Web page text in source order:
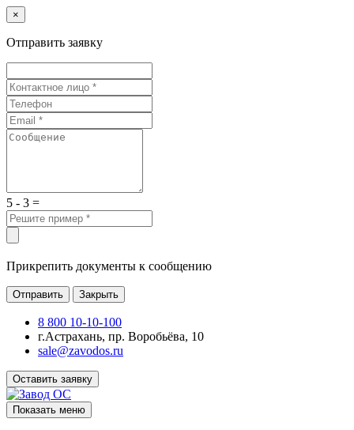
×
Отправить заявку
5 - 3 =
Прикрепить документы к сообщению
Отправить Закрыть
8 800 10-10-100
г.Астрахань, пр. Воробьёва, 10
sale@zavodos.ru
Оставить заявку
Показать меню